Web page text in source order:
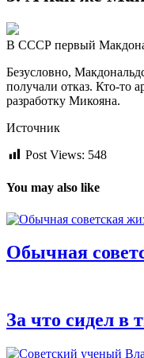
В СССР первый
Безусловно,
получали отказ. Кто-то
разработку Микояна.
Источник
Post Views: 548
You may also like
Обычная
За что сидел в